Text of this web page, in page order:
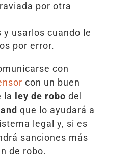
por otra
y usarlos cuando le
por error.
con
con un buen
la
ley de robo del
que lo ayudará a
legal y, si es
sanciones más
de robo.